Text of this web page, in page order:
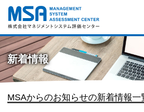
株式会社 マネジメントシステ
ム評価センター
新着情報
MSAからのお知らせの新着情報一